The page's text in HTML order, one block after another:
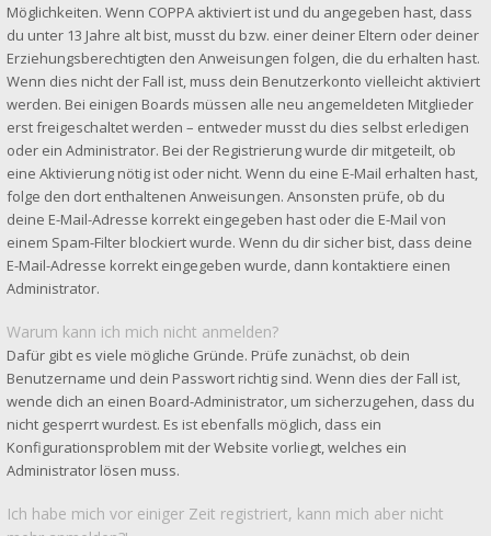
Möglichkeiten. Wenn COPPA aktiviert ist und du angegeben hast, dass
du unter 13 Jahre alt bist, musst du bzw. einer deiner Eltern oder deiner
Erziehungsberechtigten den Anweisungen folgen, die du erhalten hast.
Wenn dies nicht der Fall ist, muss dein Benutzerkonto vielleicht aktiviert
werden. Bei einigen Boards müssen alle neu angemeldeten Mitglieder
erst freigeschaltet werden – entweder musst du dies selbst erledigen
oder ein Administrator. Bei der Registrierung wurde dir mitgeteilt, ob
eine Aktivierung nötig ist oder nicht. Wenn du eine E-Mail erhalten hast,
folge den dort enthaltenen Anweisungen. Ansonsten prüfe, ob du
deine E-Mail-Adresse korrekt eingegeben hast oder die E-Mail von
einem Spam-Filter blockiert wurde. Wenn du dir sicher bist, dass deine
E-Mail-Adresse korrekt eingegeben wurde, dann kontaktiere einen
Administrator.
Warum kann ich mich nicht anmelden?
Dafür gibt es viele mögliche Gründe. Prüfe zunächst, ob dein
Benutzername und dein Passwort richtig sind. Wenn dies der Fall ist,
wende dich an einen Board-Administrator, um sicherzugehen, dass du
nicht gesperrt wurdest. Es ist ebenfalls möglich, dass ein
Konfigurationsproblem mit der Website vorliegt, welches ein
Administrator lösen muss.
Ich habe mich vor einiger Zeit registriert, kann mich aber nicht